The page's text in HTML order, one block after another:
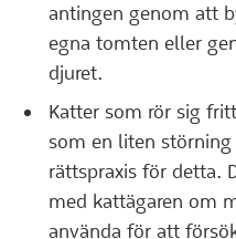
antingen genom att
egna tomten eller
djuret.
Katter som rör sig
som en liten
rättspraxis för detta.
med kattägaren om
använda för att